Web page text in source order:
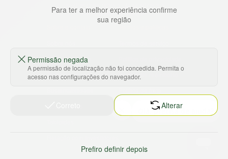
HORTUS COMERCIO DE ALIMENTOS S.A
CNPJ: 09.000.493/0002-15
Ajuda e Suporte
Trabalhe conosco
Termos e políticas
Política de reembolso
Para ter a melhor experiência confirme
sua região
Permissão negada
A permissão de localização não foi concedida. Permita o
acesso nas configurações do navegador.
Alterar
Prefiro definir depois